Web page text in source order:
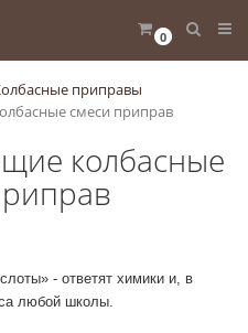
0
приправы
смеси приправ
колбасные
- ответят химики и, в
любой школы.